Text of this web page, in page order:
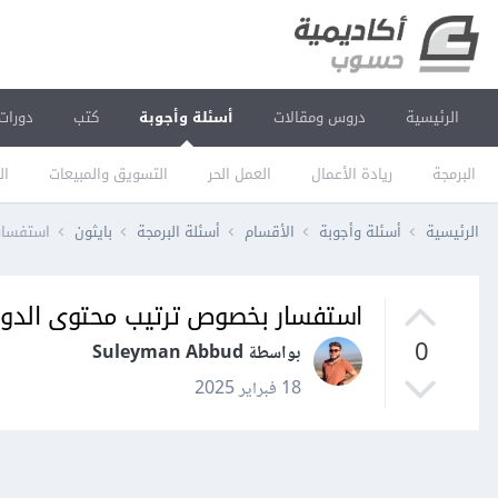
الرئيسية دروس ومقالات أسئلة وأجوبة
البرمجة ريادة الأعمال العمل الحر التسويق والمبيعات
كتب
الرئيسية أسئلة وأجوبة الأقسام أسئلة البرمجة بايثون
0
استفسار بخصوص ترتيب محتوى
بواسطة Suleyman Abbud
18 فبراير 2025